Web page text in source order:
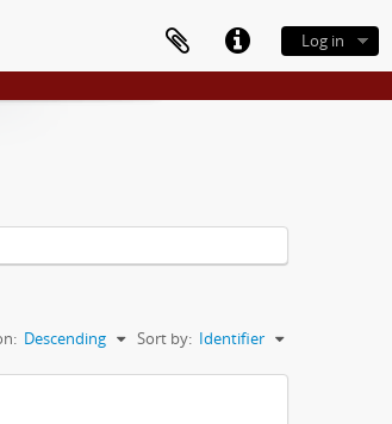
Log in
Sort by: Identifier
Descending